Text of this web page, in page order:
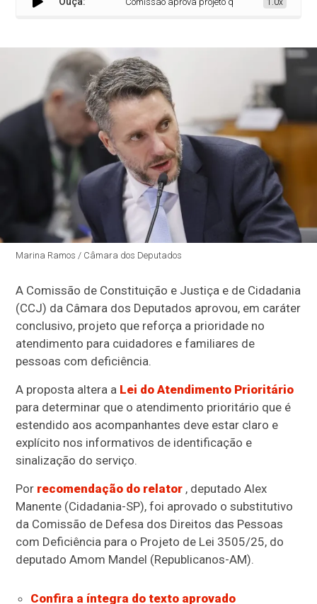
1.0x
Marina Ramos / Câmara dos Deputados
A Comissão de Constituição e Justiça e de Cidadania
(CCJ) da Câmara dos Deputados aprovou, em caráter
conclusivo, projeto que reforça a prioridade no
atendimento para cuidadores e familiares de
pessoas com deficiência.
A proposta altera a Lei do Atendimento Prioritário
para determinar que o atendimento prioritário que é
estendido aos acompanhantes deve estar claro e
explícito nos informativos de identificação e
sinalização do serviço.
Por recomendação do relator , deputado Alex
Manente (Cidadania-SP), foi aprovado osubstitutivo
da Comissão de Defesa dos Direitos das Pessoas
com Deficiência para o Projeto de Lei 3505/25, do
deputado Amom Mandel (Republicanos-AM).
Confira a íntegra do texto aprovado